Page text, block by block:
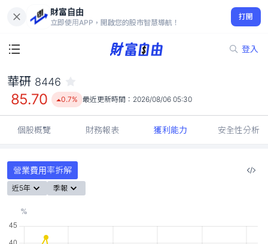
財富自由
立即使用APP，開啟您的股市智慧導航！
打開
登入
85.70
0.7%
華研 8446
85.70 0.7% 最近更新時間： 2026/08/06 05:30
個股概覽 財務報表 獲利能力 安全性分析
營業費用率拆解
近5年 季報